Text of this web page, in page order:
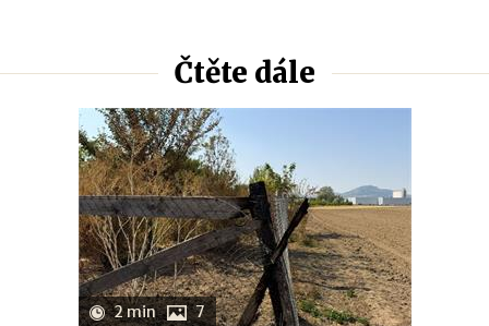
Čtěte dále
2 min 7